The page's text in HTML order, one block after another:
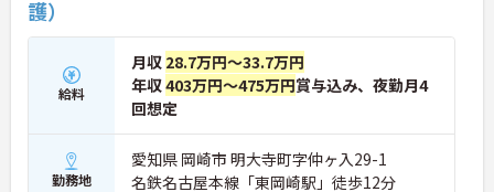
・入浴介助なし、まずは生活支援や看護師のサポー
トからスタートできます
・資格取得支援制度を活用し、将来的に訪問介護員
を目指せる環境です
【手厚い待遇と働きやすさの両立】
・介護福祉士手当25,000円あり
・残業は全社平均残業月5時間程度と少なくプライ
ベートの時間を確保できます
・3日以上の連続休暇取得で支援金が支給される独
護）
給料
月収 28.7万円～33.7万円
年収403万円～475万円賞与込み、夜勤月4
回想定
勤務地
愛知県 岡崎市 明大寺町字仲ヶ入29-1
名鉄名古屋本線「東岡崎駅」徒歩12分